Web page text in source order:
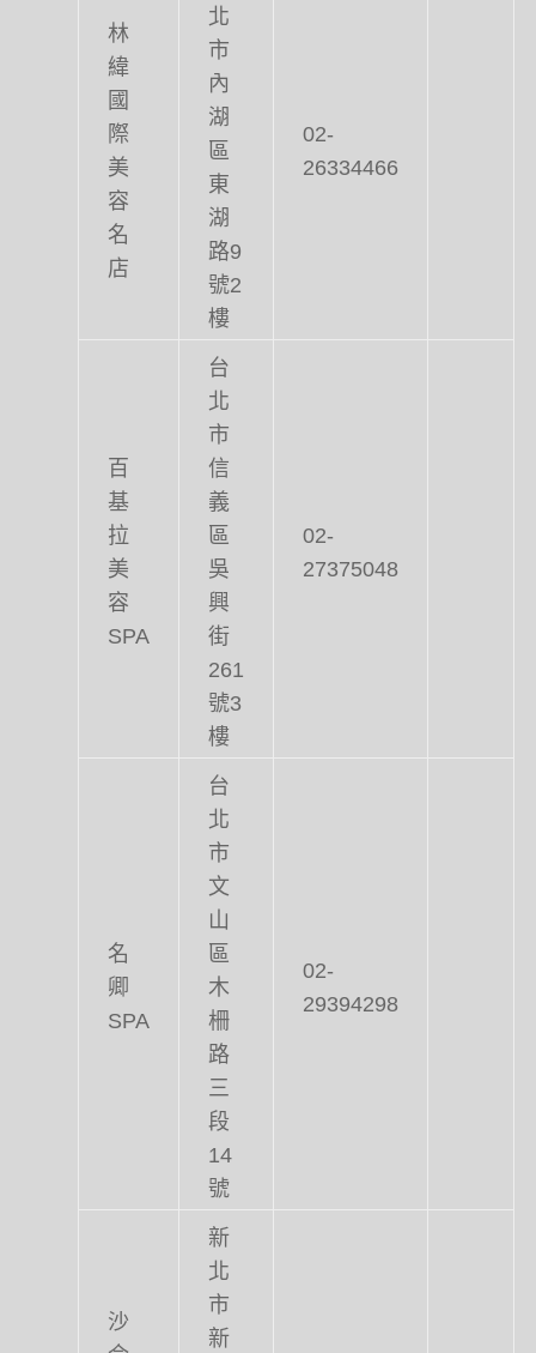
林
緯
國
際
美
容
名
店
北
市
內
湖
區
東
湖
路9
號2
樓
02-
26334466
百
基
拉
美
容
SPA
台
北
市
信
義
區
吳
興
街
261
號3
樓
02-
27375048
名
卿
SPA
台
北
市
文
山
區
木
柵
路
三
段
14
號
02-
29394298
沙
新
北
市
新